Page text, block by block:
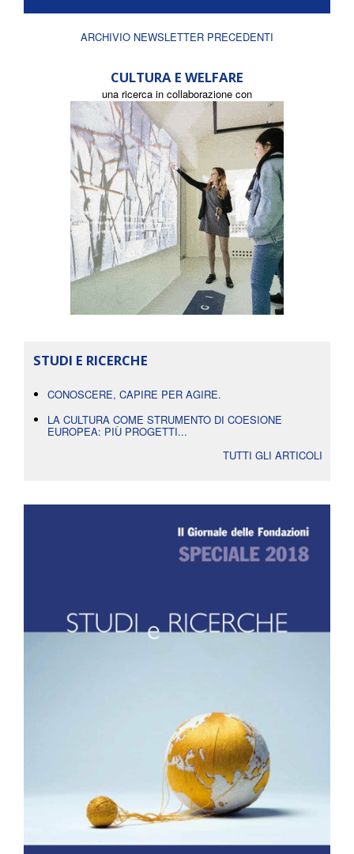
ARCHIVIO NEWSLETTER PRECEDENTI
CULTURA E WELFARE
una ricerca in collaborazione con
STUDI E RICERCHE
CONOSCERE, CAPIRE PER AGIRE.
LA CULTURA COME STRUMENTO DI COESIONE
EUROPEA: PIÙ PROGETTI...
TUTTI GLI ARTICOLI